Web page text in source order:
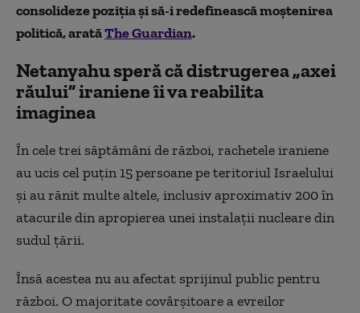
consolideze poziția și să-i redefinească moștenirea
politică, aratăThe Guardian.
Netanyahu speră că distrugerea „axei
răului” iraniene îi va reabilita
imaginea
În cele trei săptămâni de război, rachetele iraniene
au ucis cel puțin 15 persoane pe teritoriul Israelului
și au rănit multe altele, inclusiv aproximativ 200 în
atacurile din apropierea unei instalații nucleare din
sudul țării.
Însă acestea nu au afectat sprijinul public pentru
război. O majoritate covârșitoare a evreilor